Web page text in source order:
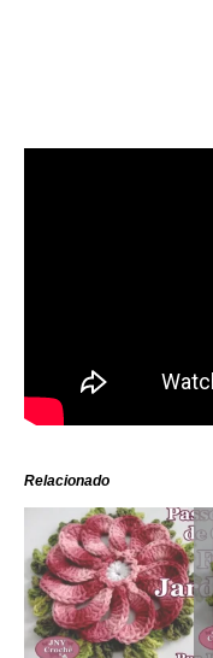
Relacionado